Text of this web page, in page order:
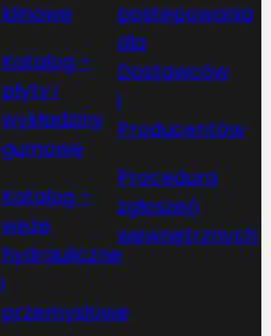
klinowe
Katalog –
płyty i
wykładziny
gumowe
Katalog –
węże
hydrauliczne
i
przemysłowe
postępowania
dla
Dostawców
i
Producentów
Procedura
zgłoszeń
wewnętrznych